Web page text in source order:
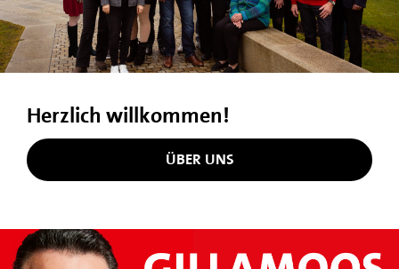
Herzlich willkommen!
ÜBER UNS